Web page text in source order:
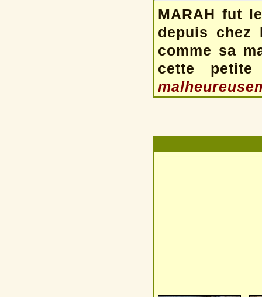
MARAH fut
depuis chez
comme sa
cette